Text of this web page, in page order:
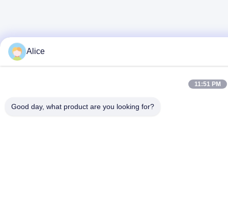
Alice
11:51 PM
Good day, what product are you looking for?